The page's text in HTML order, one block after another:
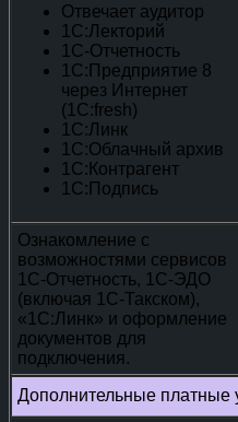
Отвечает аудитор
1С:Лекторий
1С-Отчетность
1С:Предприятие 8
через Интернет
(1С:fresh)
1С:Линк
1С:Облачный архив
1С:Контрагент
1С:Подпись
Ознакомление с
возможностями сервисов
1С-Отчетность, 1С-ЭДО
(включая 1С-Такском),
«1С:Линк» и оформление
документов для
подключения.
Дополнительные платные